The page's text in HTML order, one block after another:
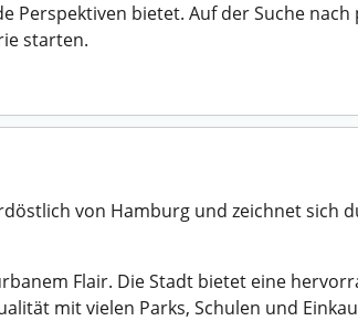
bietet. Auf der Suche
starten.
von Hamburg und zeichnet sich
Flair. Die Stadt bietet eine
mit vielen Parks, Schulen und